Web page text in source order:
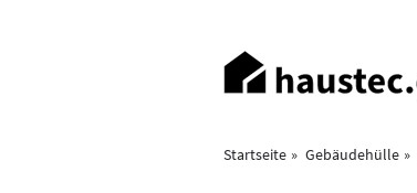
Haupt-
Navigation
Startseite Gebäudehülle